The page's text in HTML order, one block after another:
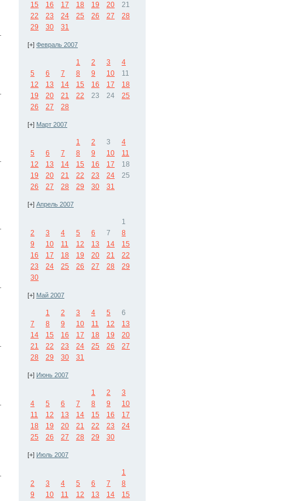
15
16 17 18 19 20
21
22
23 24 25 26 27
28
29
30 31
[+] Февраль 2007
1 2 3
4
5
6 7 8 9 10
11
12
13 14 15 16 17
18
19
20 21 22 23 24
25
26
27 28
[+] Март 2007
1 2 3
4
5
6 7 8 9 10
11
12
13 14 15 16 17
18
19
20 21 22 23 24
25
26
27 28 29 30 31
[+] Апрель 2007
1
2
3 4 5 6 7
8
9
10 11 12 13 14
15
16
17 18 19 20 21
22
23
24 25 26 27 28
29
30
[+] Май 2007
1 2 3 4 5
6
7
8 9 10 11 12
13
14
15 16 17 18 19
20
21
22 23 24 25 26
27
28
29 30 31
[+] Июнь 2007
1 2
3
4
5 6 7 8 9
10
11
12 13 14 15 16
17
18
19 20 21 22 23
24
25
26 27 28 29 30
[+] Июль 2007
1
2
3 4 5 6 7
8
9
10 11 12 13 14
15